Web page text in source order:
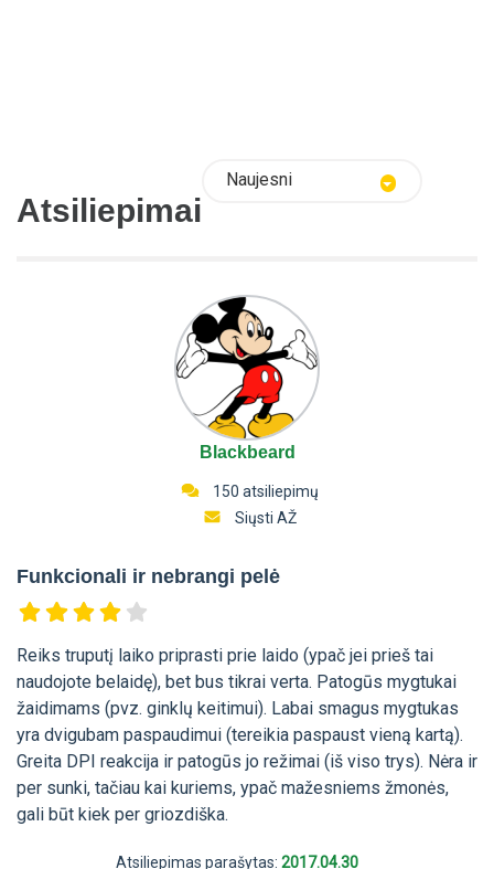
Atsiliepimai
Naujesni
Blackbeard
150 atsiliepimų
Siųsti AŽ
Funkcionali ir nebrangi pelė
Reiks truputį laiko priprasti prie laido (ypač jei prieš tai
naudojote belaidę), bet bus tikrai verta. Patogūs mygtukai
žaidimams (pvz. ginklų keitimui). Labai smagus mygtukas
yra dvigubam paspaudimui (tereikia paspaust vieną kartą).
Greita DPI reakcija ir patogūs jo režimai (iš viso trys). Nėra ir
per sunki, tačiau kai kuriems, ypač mažesniems žmonės,
gali būt kiek per griozdiška.
Atsiliepimas parašytas: 2017.04.30